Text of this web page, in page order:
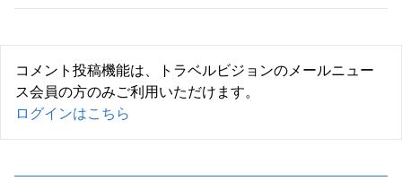
コメント投稿機能は、トラベルビジョンのメールニュー
ス会員の方のみご利用いただけます。
ログインはこちら